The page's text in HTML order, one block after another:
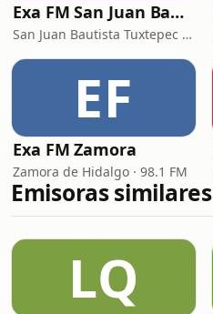
Exa FM San Juan Bautista Tuxtepec
San Juan Bautista Tuxtepec · 101.3 FM
EF
Exa FM Zamora
Zamora de Hidalgo · 98.1 FM
Emisoras similares
LQ